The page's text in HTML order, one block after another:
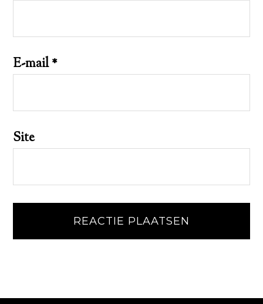
E-mail*
Site